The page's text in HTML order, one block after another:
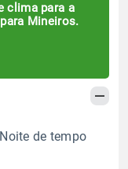
clima para a
Mineiros.
de tempo